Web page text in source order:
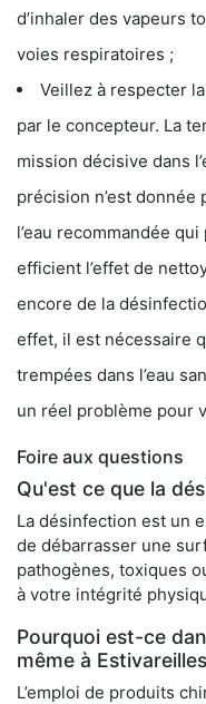
d’inhaler des vapeurs
voies respiratoires ;
Veillez à respecter
par le concepteur. La
mission décisive dans
précision n’est
l’eau recommandée
efficient l’effet de
encore de la
effet, il est nécessaire
trempées dans l’eau
un réel problème pour
Foire aux questions
Qu'est ce que la
La désinfection est un
de débarrasser une
pathogènes, toxiques
à votre intégrité
Pourquoi est-ce
même à
L’emploi de produits